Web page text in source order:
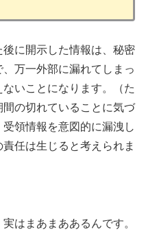
に開示した情報は、秘密
万一外部に漏れてしまっ
いことになります。（た
の切れていることに気づ
領情報を意図的に漏洩し
任は生じると考えられま
はまあまああるんです。